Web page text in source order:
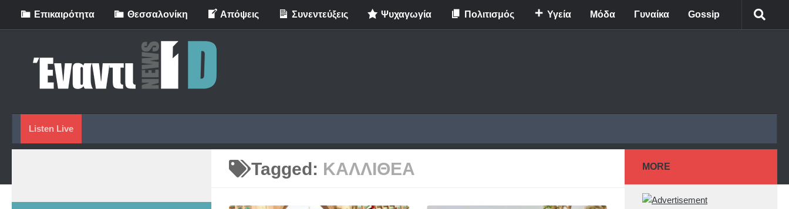
Skip to content
Eπικαιρότητα Θεσσαλονίκη Απόψεις Συνεντεύξεις Ψυχαγωγία Πολιτισμός Υγεία Μόδα Γυναίκα Gossip
Listen Live
Tagged: ΚΑΛΛΙΘΕΑ MORE